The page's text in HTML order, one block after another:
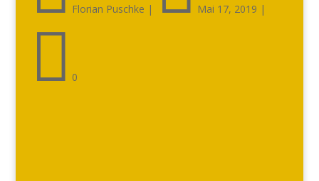
Florian Puschke | Mai 17, 2019 |
 0